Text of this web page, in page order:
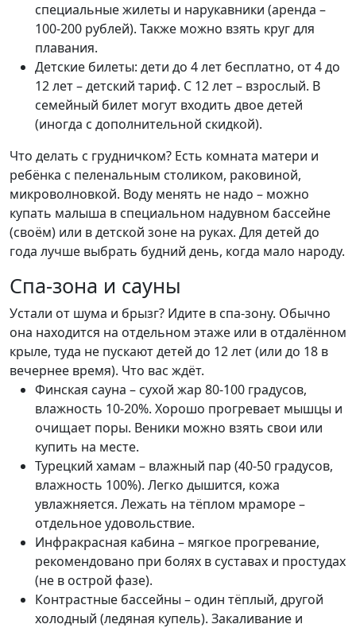
специальные жилеты и нарукавники (аренда –
100-200 рублей). Также можно взять круг для
плавания.
Детские билеты: дети до 4 лет бесплатно, от 4 до
12 лет – детский тариф. С 12 лет – взрослый. В
семейный билет могут входить двое детей
(иногда с дополнительной скидкой).
Что делать с грудничком? Есть комната матери и
ребёнка с пеленальным столиком, раковиной,
микроволновкой. Воду менять не надо – можно
купать малыша в специальном надувном бассейне
(своём) или в детской зоне на руках. Для детей до
года лучше выбрать будний день, когда мало народу.
Спа-зона и сауны
Устали от шума и брызг? Идите в спа-зону. Обычно
она находится на отдельном этаже или в отдалённом
крыле, туда не пускают детей до 12 лет (или до 18 в
вечернее время). Что вас ждёт.
Финская сауна – сухой жар 80-100 градусов,
влажность 10-20%. Хорошо прогревает мышцы и
очищает поры. Веники можно взять свои или
купить на месте.
Турецкий хамам – влажный пар (40-50 градусов,
влажность 100%). Легко дышится, кожа
увлажняется. Лежать на тёплом мраморе –
отдельное удовольствие.
Инфракрасная кабина – мягкое прогревание,
рекомендовано при болях в суставах и простудах
(не в острой фазе).
Контрастные бассейны – один тёплый, другой
холодный (ледяная купель). Закаливание и